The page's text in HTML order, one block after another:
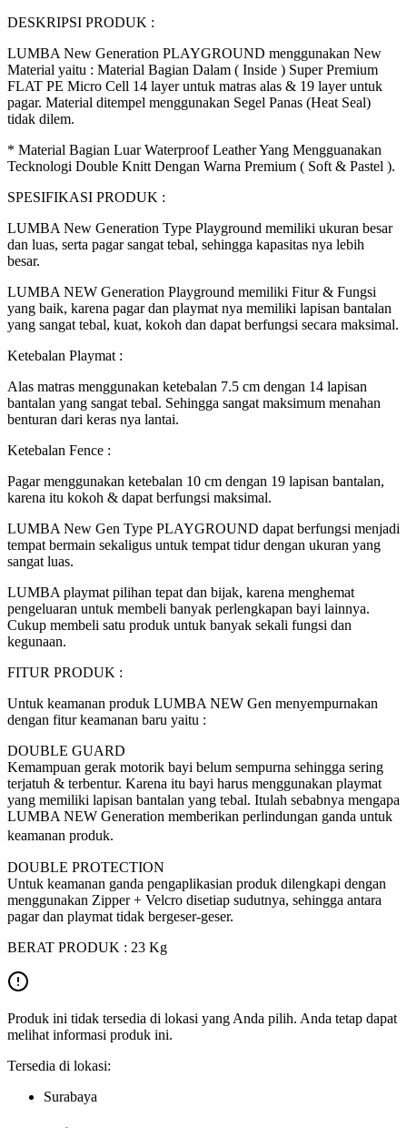
DESKRIPSI PRODUK :
LUMBA New Generation PLAYGROUND menggunakan New
Material yaitu : Material Bagian Dalam ( Inside ) Super Premium
FLAT PE Micro Cell 14 layer untuk matras alas & 19 layer untuk
pagar. Material ditempel menggunakan Segel Panas (Heat Seal)
tidak dilem.
* Material Bagian Luar Waterproof Leather Yang Mengguanakan
Tecknologi Double Knitt Dengan Warna Premium ( Soft & Pastel ).
SPESIFIKASI PRODUK :
LUMBA New Generation Type Playground memiliki ukuran besar
dan luas, serta pagar sangat tebal, sehingga kapasitas nya lebih
besar.
LUMBA NEW Generation Playground memiliki Fitur & Fungsi
yang baik, karena pagar dan playmat nya memiliki lapisan bantalan
yang sangat tebal, kuat, kokoh dan dapat berfungsi secara maksimal.
Ketebalan Playmat :
Alas matras menggunakan ketebalan 7.5 cm dengan 14 lapisan
bantalan yang sangat tebal. Sehingga sangat maksimum menahan
benturan dari keras nya lantai.
Ketebalan Fence :
Pagar menggunakan ketebalan 10 cm dengan 19 lapisan bantalan,
karena itu kokoh & dapat berfungsi maksimal.
LUMBA New Gen Type PLAYGROUND dapat berfungsi menjadi
tempat bermain sekaligus untuk tempat tidur dengan ukuran yang
sangat luas.
LUMBA playmat pilihan tepat dan bijak, karena menghemat
pengeluaran untuk membeli banyak perlengkapan bayi lainnya.
Cukup membeli satu produk untuk banyak sekali fungsi dan
kegunaan.
FITUR PRODUK :
Untuk keamanan produk LUMBA NEW Gen menyempurnakan
dengan fitur keamanan baru yaitu :
DOUBLE GUARD
Kemampuan gerak motorik bayi belum sempurna sehingga sering
terjatuh & terbentur. Karena itu bayi harus menggunakan playmat
yang memiliki lapisan bantalan yang tebal. Itulah sebabnya mengapa
LUMBA NEW Generation memberikan perlindungan ganda untuk
keamanan produk.
DOUBLE PROTECTION
Untuk keamanan ganda pengaplikasian produk dilengkapi dengan
menggunakan Zipper + Velcro disetiap sudutnya, sehingga antara
pagar dan playmat tidak bergeser-geser.
BERAT PRODUK : 23 Kg
Produk ini tidak tersedia di lokasi yang Anda pilih. Anda tetap dapat
melihat informasi produk ini.
Tersedia di lokasi:
Surabaya